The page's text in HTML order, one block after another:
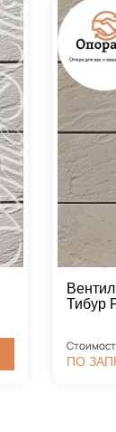
Тибур
ПО